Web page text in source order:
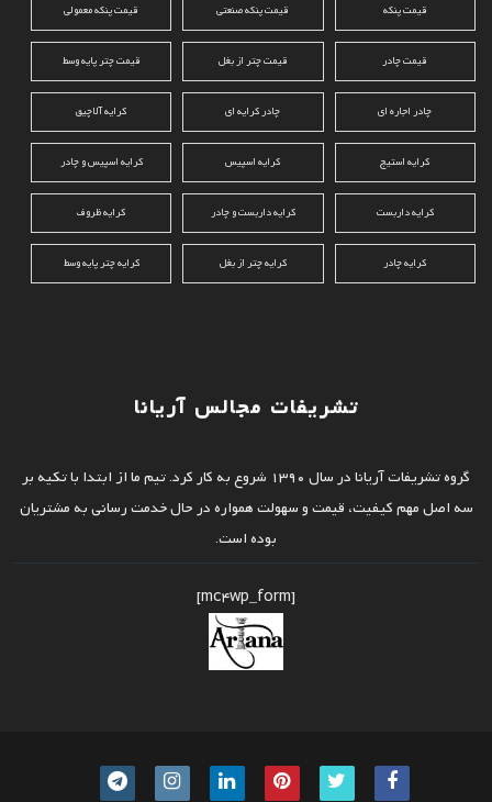
قیمت پنکه قیمت پنکه صنعتی قیمت پنکه معمولی
قیمت چادر قیمت چتر از بغل قیمت چتر پایه وسط
چادر اجاره ای چادر کرایه ای کرایه آلاچیق
کرایه استیج کرایه اسپیس کرایه اسپیس و چادر
کرایه داربست کرایه داربست و چادر کرایه ظروف
کرایه چادر کرایه چتر از بغل کرایه چتر پایه وسط
تشریفات مجالس آریانا
گروه تشریفات آریانا در سال 1390 شروع به کار کرد. تیم ما از ابتدا با تکیه بر
سه اصل مهم کیفیت، قیمت و سهولت همواره در حال خدمت رسانی به مشتریان
بوده است.
[mc4wp_form]